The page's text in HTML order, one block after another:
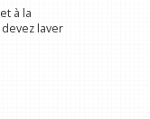
à la
laver